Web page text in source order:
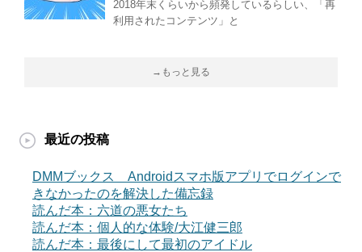
2018年末くらいから頻発しているらしい、「再
利用されたコンテンツ」と
→もっと見る
最近の投稿
DMMブックス Androidスマホ版アプリでログインで
きなかったのを解決した備忘録
読んだ本：六道の悪女たち
読んだ本：個人的な体験/大江健三郎
読んだ本：最後にして最初のアイドル